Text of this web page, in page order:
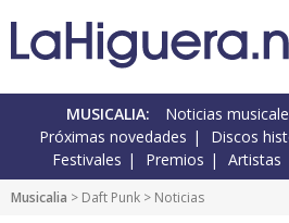
MUSICALIA: Noticias
Próximas novedades
Discos
Festivales
Premios Artistas
Musicalia > Daft Punk > Noticias